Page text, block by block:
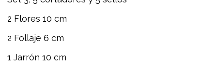
2 Flores 10 cm
2 Follaje 6 cm
1 Jarrón 10 cm